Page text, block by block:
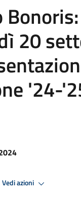
Bonoris:
20
'24-
Vedi azioni